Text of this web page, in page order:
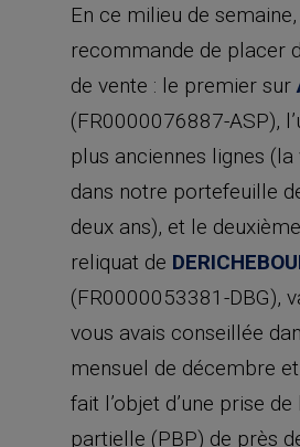
En ce milieu de
recommande de placer
de vente : le premier sur
(FR0000076887-ASP),
plus anciennes lignes
dans notre portefeuille
deux ans), et le
reliquat de
(FR0000053381-DBG),
vous avais conseillée
mensuel de décembre
fait l’objet d’une prise
partielle (PBP) de près